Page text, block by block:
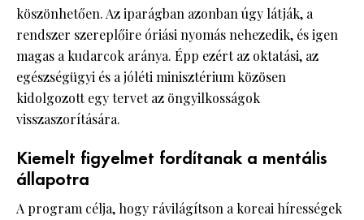
köszönhetően. Az iparágban azonban úgy látják, a
rendszer szereplőire óriási nyomás nehezedik, és igen
magas a kudarcok aránya. Épp ezért az oktatási, az
egészségügyi és a jóléti minisztérium közösen
kidolgozott egy tervet az öngyilkosságok
visszaszorítására.
Kiemelt figyelmet fordítanak a mentális
állapotra
A program célja, hogy rávilágítson a koreai hírességek